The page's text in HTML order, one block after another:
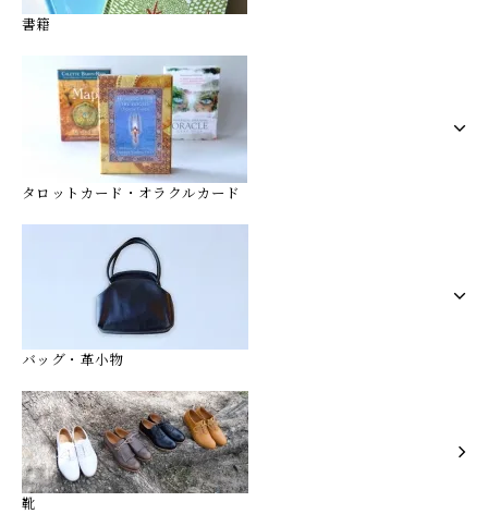
書籍
タロットカード・オラクルカード
バッグ・革小物
靴